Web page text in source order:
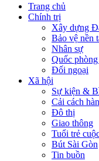
Trang chủ
Chính trị
Xây dựng
Bảo vệ nền
Nhân sự
Quốc
Đối ngoại
Xã hội
Sự kiện &
Cải cách
Đô thị
Giao thông
Tuổi trẻ
Bút Sài Gòn
Tin buồn